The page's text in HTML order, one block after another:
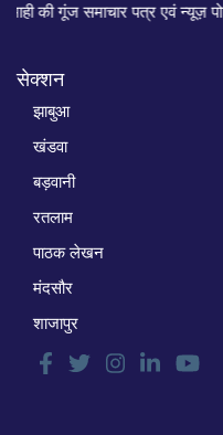
पत्र एवं न्यूज़ पोर्टल की
सेक्शन
झाबुआ
खंडवा
बड़वानी
रतलाम
पाठक लेखन
मंदसौर
शाजापुर